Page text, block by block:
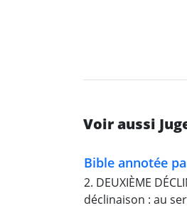
Voir aussi
Bible annotée
2. DEUXIÈME
déclinaison : au